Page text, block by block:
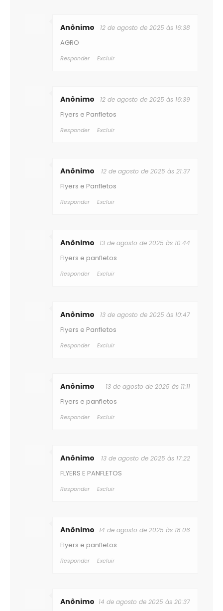
Anônimo 12 de agosto de 2025 às 16:38
AGRO
Responder Excluir
Anônimo 12 de agosto de 2025 às 16:39
Flyers e Panfletos
Responder Excluir
Anônimo 12 de agosto de 2025 às 21:37
Flyers e Panfletos
Responder Excluir
Anônimo 13 de agosto de 2025 às 10:44
Flyers e panfletos
Responder Excluir
Anônimo 13 de agosto de 2025 às 10:47
Flyers e Panfletos
Responder Excluir
Anônimo 13 de agosto de 2025 às 11:11
Flyers e panfletos
Responder Excluir
Anônimo 13 de agosto de 2025 às 17:22
FLYERS E PANFLETOS
Responder Excluir
Anônimo 14 de agosto de 2025 às 18:06
Flyers e panfletos
Responder Excluir
Anônimo 14 de agosto de 2025 às 20:37